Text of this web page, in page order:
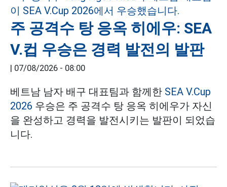
주 공격수 탕 응옥 히에우: SEA
V.컵 우승은 경력 발전의 발판
| 07/08/2026 - 08:00
베트남 남자 배구 대표팀과 함께한 SEA V.Cup
2026 우승은 주 공격수 탕 응옥 히에우가 자신
을 완성하고 경력을 발전시키는 발판이 되었습
니다.